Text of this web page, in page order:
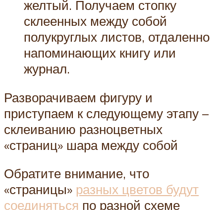
желтый. Получаем стопку
склеенных между собой
полукруглых листов, отдаленно
напоминающих книгу или
журнал.
Разворачиваем фигуру и
приступаем к следующему этапу –
склеиванию разноцветных
«страниц» шара между собой
Обратите внимание, что
«страницы» разных цветов будут
соединяться по разной схеме